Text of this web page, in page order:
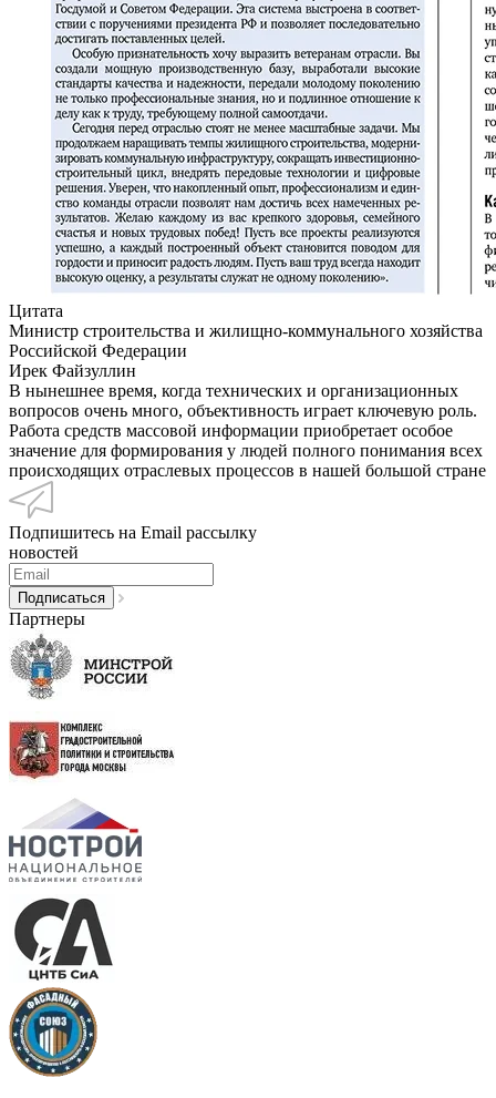
Цитата
Министр строительства и жилищно-коммунального хозяйства
Российской Федерации
Ирек Файзуллин
В нынешнее время, когда технических и организационных
вопросов очень много, объективность играет ключевую роль.
Работа средств массовой информации приобретает особое
значение для формирования у людей полного понимания всех
происходящих отраслевых процессов в нашей большой стране
Подпишитесь на Email рассылку
новостей
Партнеры